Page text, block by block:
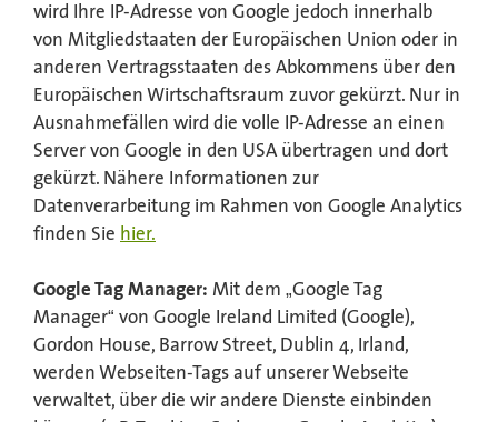
wird Ihre IP-Adresse von Google jedoch innerhalb
von Mitgliedstaaten der Europäischen Union oder in
anderen Vertragsstaaten des Abkommens über den
Europäischen Wirtschaftsraum zuvor gekürzt. Nur in
Ausnahmefällen wird die volle IP-Adresse an einen
Server von Google in den USA übertragen und dort
gekürzt. Nähere Informationen zur
Datenverarbeitung im Rahmen von Google Analytics
finden Sie hier.
Google Tag Manager: Mit dem „Google Tag
Manager“ von Google Ireland Limited (Google),
Gordon House, Barrow Street, Dublin 4, Irland,
werden Webseiten-Tags auf unserer Webseite
verwaltet, über die wir andere Dienste einbinden